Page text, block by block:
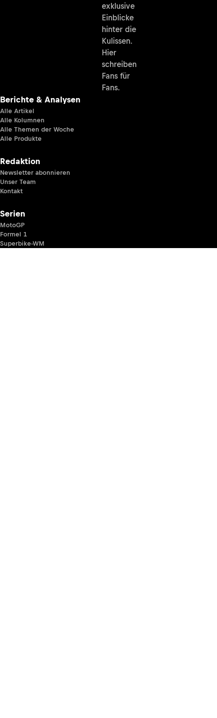
exklusive
Einblicke
hinter die
Kulissen.
Hier
schreiben
Fans für
Fans.
Berichte & Analysen
Alle Artikel
Alle Kolumnen
Alle Themen der Woche
Alle Produkte
Redaktion
Newsletter abonnieren
Unser Team
Kontakt
Serien
MotoGP
Formel 1
Superbike-WM